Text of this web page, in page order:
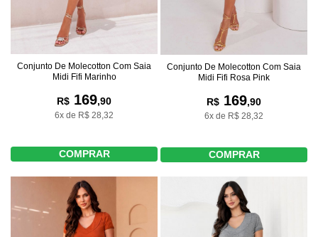
Conjunto De Molecotton Com Saia
Midi Fifi Marinho
R$ 169,90
6x de R$ 28,32
COMPRAR
Conjunto De Molecotton Com Saia
Midi Fifi Rosa Pink
R$ 169,90
6x de R$ 28,32
COMPRAR